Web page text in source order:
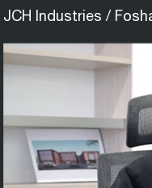
JCH Industries /